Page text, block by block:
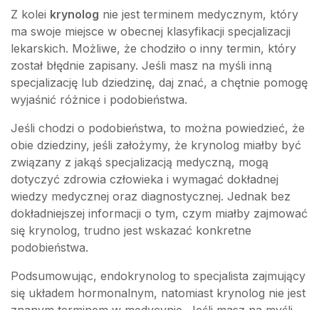
Z kolei krynolog nie jest terminem medycznym, który
ma swoje miejsce w obecnej klasyfikacji specjalizacji
lekarskich. Możliwe, że chodziło o inny termin, który
został błędnie zapisany. Jeśli masz na myśli inną
specjalizację lub dziedzinę, daj znać, a chętnie pomogę
wyjaśnić różnice i podobieństwa.
Jeśli chodzi o podobieństwa, to można powiedzieć, że
obie dziedziny, jeśli założymy, że krynolog miałby być
związany z jakąś specjalizacją medyczną, mogą
dotyczyć zdrowia człowieka i wymagać dokładnej
wiedzy medycznej oraz diagnostycznej. Jednak bez
dokładniejszej informacji o tym, czym miałby zajmować
się krynolog, trudno jest wskazać konkretne
podobieństwa.
Podsumowując, endokrynolog to specjalista zajmujący
się układem hormonalnym, natomiast krynolog nie jest